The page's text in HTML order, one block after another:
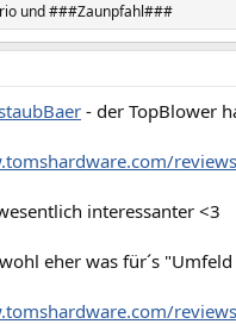
und###Zaunpfahl###
- der TopBlower
interessanter <3
eher was für´s